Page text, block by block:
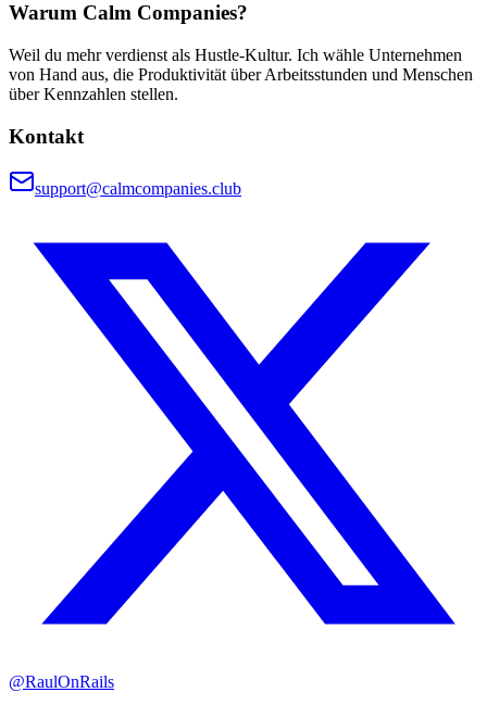
Warum Calm Companies?
Weil du mehr verdienst als Hustle-Kultur. Ich wähle Unternehmen
von Hand aus, die Produktivität über Arbeitsstunden und Menschen
über Kennzahlen stellen.
Kontakt
support@calmcompanies.club
@RaulOnRails